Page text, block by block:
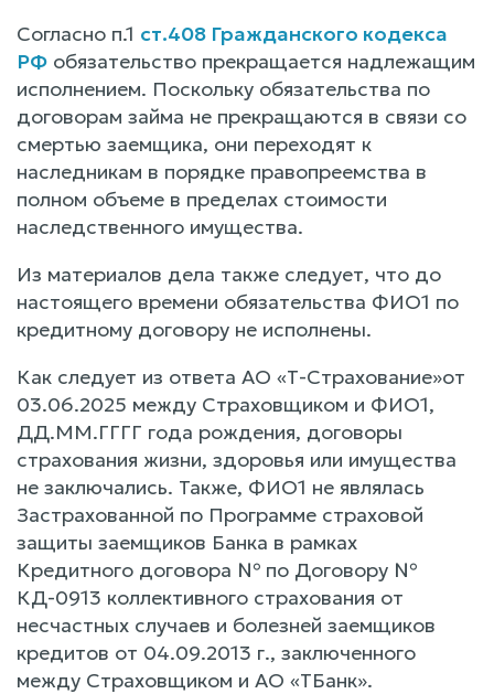
Согласно п.1 ст.408 Гражданского кодекса
РФ обязательство прекращается надлежащим
исполнением. Поскольку обязательства по
договорам займа не прекращаются в связи со
смертью заемщика, они переходят к
наследникам в порядке правопреемства в
полном объеме в пределах стоимости
наследственного имущества.
Из материалов дела также следует, что до
настоящего времени обязательства ФИО1 по
кредитному договору не исполнены.
Как следует из ответа АО «Т-Страхование»от
03.06.2025 между Страховщиком и ФИО1,
ДД.ММ.ГГГГ года рождения, договоры
страхования жизни, здоровья или имущества
не заключались. Также, ФИО1 не являлась
Застрахованной по Программе страховой
защиты заемщиков Банка в рамках
Кредитного договора № по Договору №
КД-0913 коллективного страхования от
несчастных случаев и болезней заемщиков
кредитов от 04.09.2013 г., заключенного
между Страховщиком и АО «ТБанк».